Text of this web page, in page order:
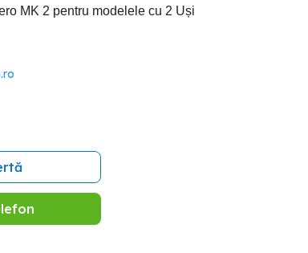
MK 2 pentru modelele cu 2 Uși